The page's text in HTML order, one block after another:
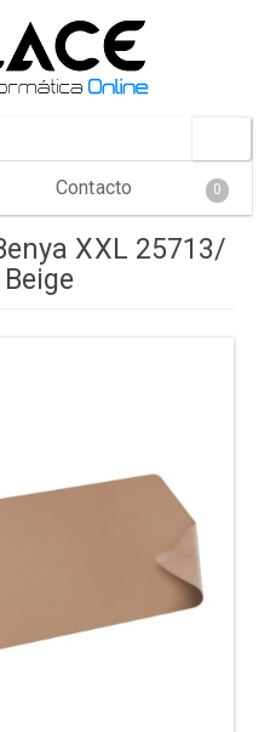
Contacto 0
XXL 25713/